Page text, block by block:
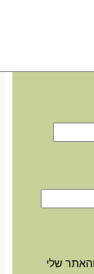
שלי